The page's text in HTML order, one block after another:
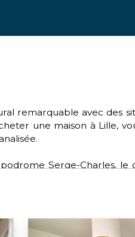
remarquable avec des
une maison à Lille,
Serge-Charles, le
de clubs tels que le
et de culture, Lille